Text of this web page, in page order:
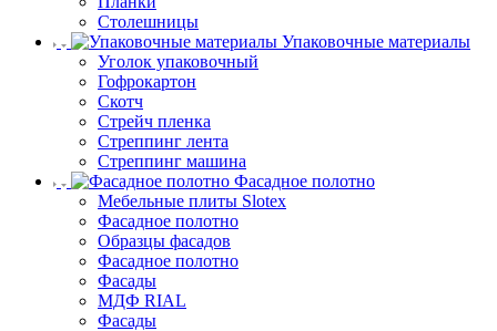
Столешницы
Упаковочные материалы
Уголок упаковочный
Гофрокартон
Скотч
Стрейч пленка
Стреппинг лента
Стреппинг машина
Фасадное полотно
Мебельные плиты Slotex
Фасадное полотно
Образцы фасадов
Фасадное полотно
Фасады
МДФ RIAL
Фасады